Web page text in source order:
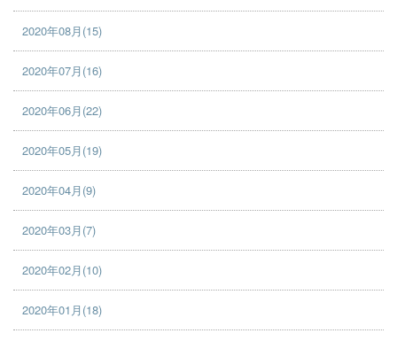
2020年08月(15)
2020年07月(16)
2020年06月(22)
2020年05月(19)
2020年04月(9)
2020年03月(7)
2020年02月(10)
2020年01月(18)